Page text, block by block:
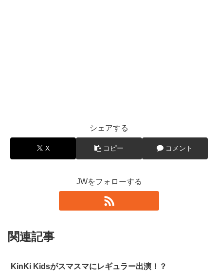
シェアする
X コピー コメント
JWをフォローする
関連記事
KinKi Kidsがスマスマにレギュラー出演！？